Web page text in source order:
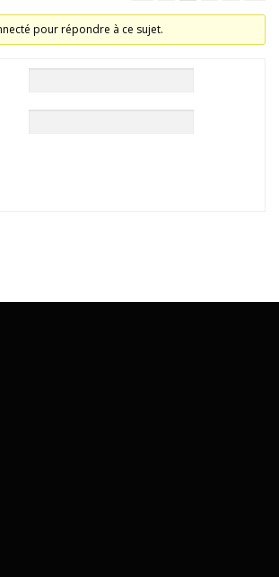
pour répondre à ce sujet.